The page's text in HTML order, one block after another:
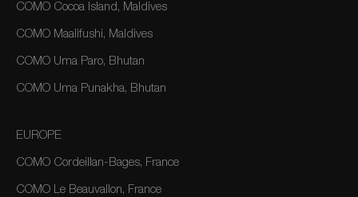
COMO Cocoa Island, Maldives
COMO Maalifushi, Maldives
COMO Uma Paro, Bhutan
COMO Uma Punakha, Bhutan
EUROPE
COMO Cordeillan-Bages, France
COMO Le Beauvallon, France